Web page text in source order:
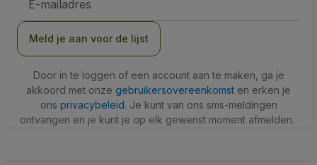
mailadres
Meld je aan voor de lijst
Door in te loggen of een account aan te maken, ga je
akkoord met onze gebruikersovereenkomst en erken je
ons privacybeleid. Je kunt van ons sms-meldingen
ontvangen en je kunt je op elk gewenst moment afmelden.